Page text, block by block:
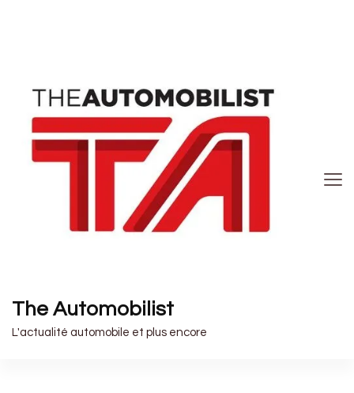
The Automobilist
L'actualité automobile et plus encore